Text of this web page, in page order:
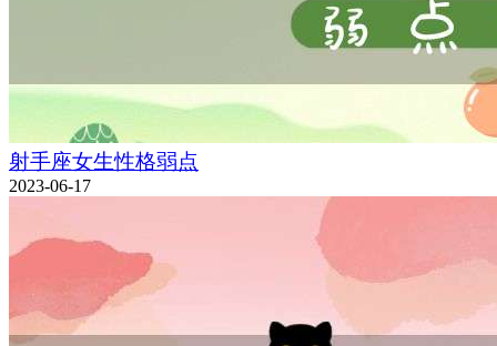
射手座女生性格弱点
2023-06-17